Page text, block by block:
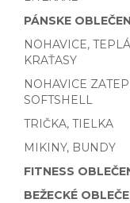
PÁNSKE
NOHAVICE,
KRAŤASY
NOHAVICE
SOFTSHELL
TRIČKA, TIELKA
MIKINY, BUNDY
FITNESS
BEŽECKÉ